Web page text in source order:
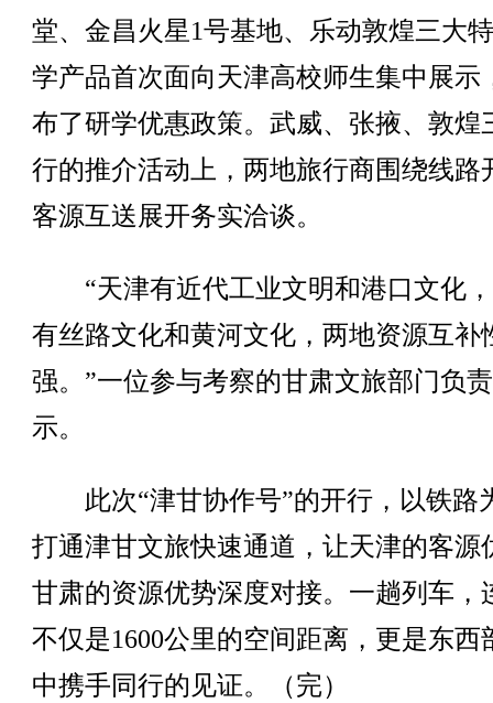
堂、金昌火星1号基地、乐动敦煌三大
学产品首次面向天津高校师生集中展示
布了研学优惠政策。武威、张掖、敦煌
行的推介活动上，两地旅行商围绕线路
客源互送展开务实洽谈。
“天津有近代工业文明和港口文化
有丝路文化和黄河文化，两地资源互补
强。”一位参与考察的甘肃文旅部门负
示。
此次“津甘协作号”的开行，以铁路
打通津甘文旅快速通道，让天津的客源
甘肃的资源优势深度对接。一趟列车，
不仅是1600公里的空间距离，更是东西
中携手同行的见证。（完）